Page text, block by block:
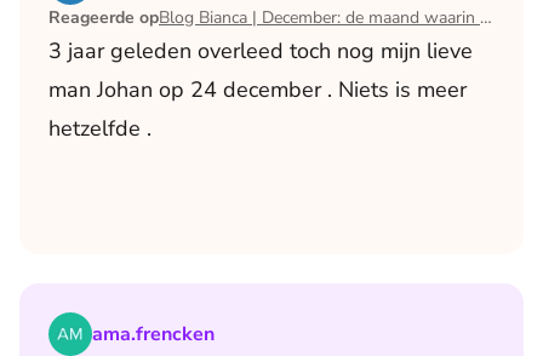
Reageerde op Blog Bianca | December: de maand waarin ik mijn man verloor
3 jaar geleden overleed toch nog mijn lieve
man Johan op 24 december . Niets is meer
hetzelfde .
ama.frencken
Lees het artikel Blog Bianca | December: de maand